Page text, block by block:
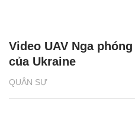
QUÂN SỰ
Video UAV Nga
của Ukraine